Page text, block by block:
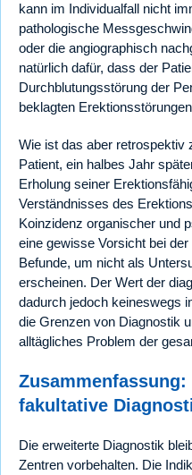
kann im Individualfall nicht
pathologische
oder die angiographisch
natürlich dafür, dass der
Durchblutungsstörung der
beklagten
Wie ist das aber retrospektiv
Patient, ein halbes Jahr
Erholung seiner
Verständnisses des
Koinzidenz organischer und
eine gewisse Vorsicht bei
Befunde, um nicht als
erscheinen. Der Wert der
dadurch jedoch keineswegs
die Grenzen von Diagnostik
alltägliches Problem der
fakultative
Die erweiterte Diagnostik
Zentren vorbehalten. Die